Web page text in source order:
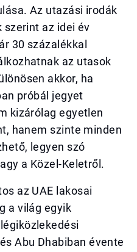
Az utazási irodák
az idei év
30 százalékkal
az utasok
akkor, ha
próbál jegyet
kizárólag egyetlen
hanem szinte minden
legyen szó
a Közel-Keletről.
az UAE lakosai
a világ egyik
Abu Dhabiban évente